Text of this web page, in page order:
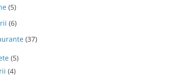
(5)
(6)
(37)
(5)
(4)